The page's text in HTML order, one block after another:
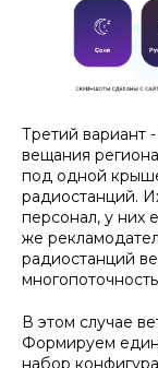
Третий вариант
вещания
под одной
радиостанций.
персонал, у них
же
радиостанций
В этом случае
Формируем
набор